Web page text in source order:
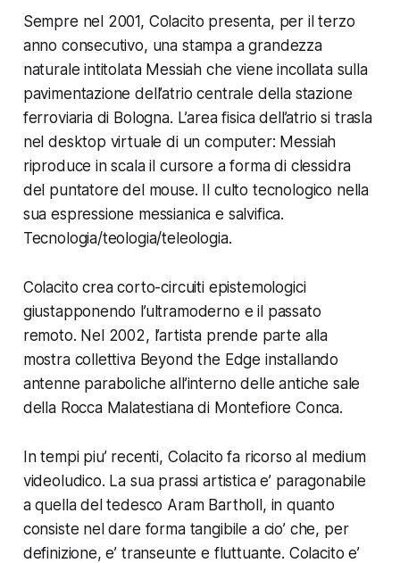
Sempre nel 2001, Colacito presenta, per il terzo
anno consecutivo, una stampa a grandezza
naturale intitolata Messiah che viene incollata sulla
pavimentazione dell’atrio centrale della stazione
ferroviaria di Bologna. L’area fisica dell’atrio si trasla
nel desktop virtuale di un computer: Messiah
riproduce in scala il cursore a forma di clessidra
del puntatore del mouse. Il culto tecnologico nella
sua espressione messianica e salvifica.
Tecnologia/teologia/teleologia.
Colacito crea corto-circuiti epistemologici
giustapponendo l’ultramoderno e il passato
remoto. Nel 2002, l’artista prende parte alla
mostra collettiva Beyond the Edge installando
antenne paraboliche all’interno delle antiche sale
della Rocca Malatestiana di Montefiore Conca.
In tempi piu’ recenti, Colacito fa ricorso al medium
videoludico. La sua prassi artistica e’ paragonabile
a quella del tedesco Aram Bartholl, in quanto
consiste nel dare forma tangibile a cio’ che, per
definizione, e’ transeunte e fluttuante. Colacito e’